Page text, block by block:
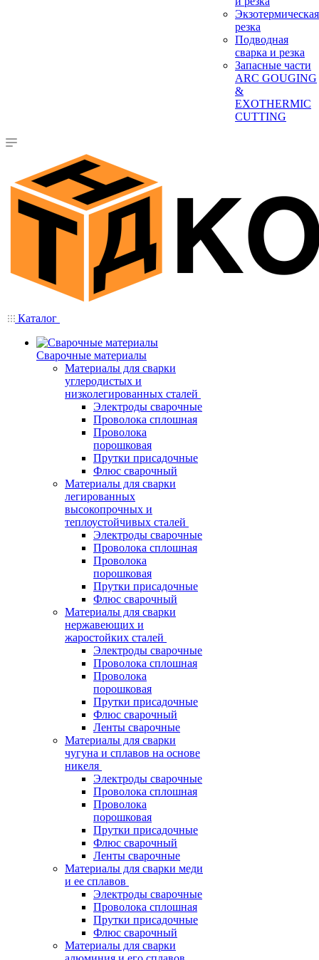
Экзотермическая
резка
Подводная
сварка и резка
Запасные части
ARC GOUGING
&
EXOTHERMIC
CUTTING
Каталог
Сварочные материалы
Материалы для сварки
углеродистых и
низколегированных сталей
Электроды сварочные
Проволока сплошная
Проволока
порошковая
Прутки присадочные
Флюс сварочный
Материалы для сварки
легированных
высокопрочных и
теплоустойчивых сталей
Электроды сварочные
Проволока сплошная
Проволока
порошковая
Прутки присадочные
Флюс сварочный
Материалы для сварки
нержавеющих и
жаростойких сталей
Электроды сварочные
Проволока сплошная
Проволока
порошковая
Прутки присадочные
Флюс сварочный
Ленты сварочные
Материалы для сварки
чугуна и сплавов на основе
никеля
Электроды сварочные
Проволока сплошная
Проволока
порошковая
Прутки присадочные
Флюс сварочный
Ленты сварочные
Материалы для сварки меди
и ее сплавов
Электроды сварочные
Проволока сплошная
Прутки присадочные
Флюс сварочный
Материалы для сварки